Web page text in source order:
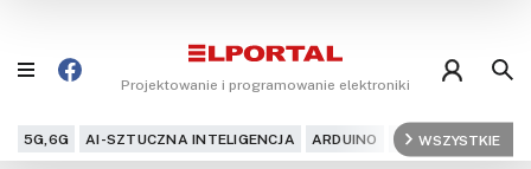
Projektowanie i programowanie elektroniki
5G,6G AI-SZTUCZNA INTELIGENCJA ARDUINO ARM AUDIO
WSZYSTKIE